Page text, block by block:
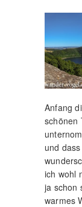
Anfang
schönen
und
ich wohl
ja schon
warmes